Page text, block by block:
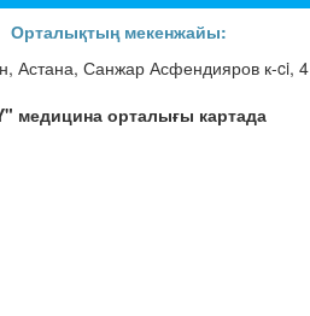
Орталықтың мекенжайы:
Астана, Санжар Асфендияров к-ci, 4
медицина орталығы картада